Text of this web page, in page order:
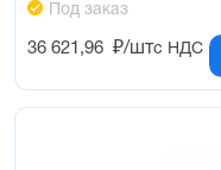
Под заказ
36 621,96 ₽/штс НДС